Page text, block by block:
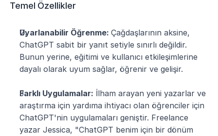
Temel Özellikler
Uyarlanabilir Öğrenme: Çağdaşlarının aksine,
ChatGPT sabit bir yanıt setiyle sınırlı değildir.
Bunun yerine, eğitimi ve kullanıcı etkileşimlerine
dayalı olarak uyum sağlar, öğrenir ve gelişir.
Farklı Uygulamalar: İlham arayan yeni yazarlar ve
araştırma için yardıma ihtiyacı olan öğrenciler için
ChatGPT'nin uygulamaları geniştir. Freelance
yazar Jessica, "ChatGPT benim için bir dönüm